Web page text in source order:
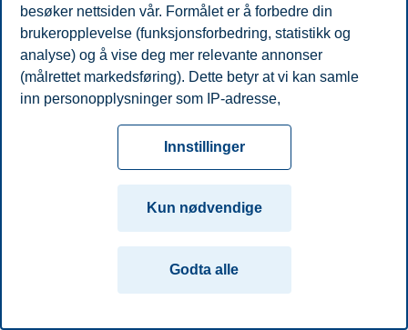
fraBeredskapKontakt oss
Campus:
OsloBergen TrondheimStavanger
© 2026 Handelshøyskolen BI
besøker nettsiden vår. Formålet er å forbedre din
brukeropplevelse (funksjonsforbedring, statistikk og
analyse) og å vise deg mer relevante annonser
(målrettet markedsføring). Dette betyr at vi kan samle
inn personopplysninger som IP-adresse,
cookies som er nødvendige for at nettsiden skal
fungere, kan du enten godta alle eller tilpasse ditt
samtykke ved å endre innstillinger.
Les mer om våre informasjonskapsler, hvilke
opplysninger vi samler inn og formålene i innstillinger
for informasjonskapsler. Du kan når som helst endre
eller trekke tilbake ditt samtykke i innstillingene ved å
Innstillinger
Kun nødvendige
Godta alle